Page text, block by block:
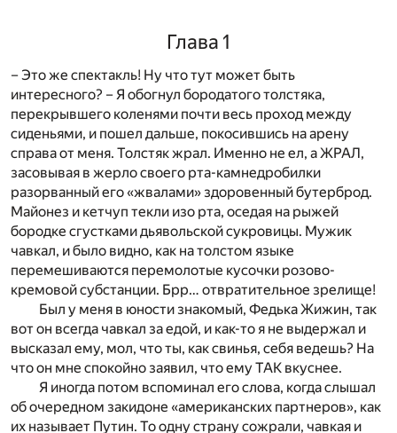
Глава 1
– Это же спектакль! Ну что тут может быть
интересного? – Я обогнул бородатого толстяка,
перекрывшего коленями почти весь проход между
сиденьями, и пошел дальше, покосившись на арену
справа от меня. Толстяк жрал. Именно не ел, а ЖРАЛ,
засовывая в жерло своего рта-камнедробилки
разорванный его «жвалами» здоровенный бутерброд.
Майонез и кетчуп текли изо рта, оседая на рыжей
бородке сгустками дьявольской сукровицы. Мужик
чавкал, и было видно, как на толстом языке
перемешиваются перемолотые кусочки розово-
кремовой субстанции. Брр… отвратительное зрелище!
Был у меня в юности знакомый, Федька Жижин, так
вот он всегда чавкал за едой, и как-то я не выдержал и
высказал ему, мол, что ты, как свинья, себя ведешь? На
что он мне спокойно заявил, что ему ТАК вкуснее.
Я иногда потом вспоминал его слова, когда слышал
об очередном закидоне «американских партнеров», как
их называет Путин. То одну страну сожрали, чавкая и